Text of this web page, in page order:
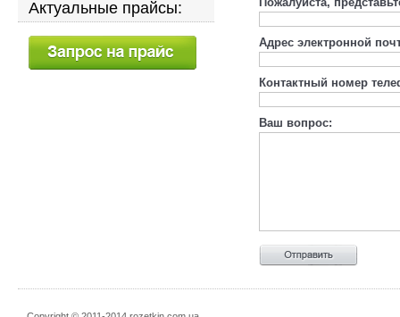
Адрес электронной
Контактный номер
Ваш вопрос:
Актуальные прайсы: